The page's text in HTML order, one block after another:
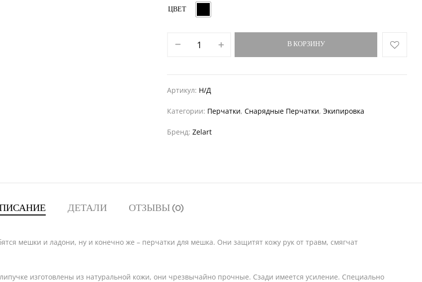
ЦВЕТ
В КОРЗИНУ
Артикул: Н/Д
Категории: Перчатки,Снарядные Перчатки,Экипировка
Бренд:Zelart
ДЕТАЛИ ОТЗЫВЫ (0)
мешки и ладони, ну и конечно же – перчатки для мешка. Они защитят кожу рук от травм, смягчат
изготовлены из натуральной кожи, они чрезвычайно прочные. Сзади имеется усиление. Специально